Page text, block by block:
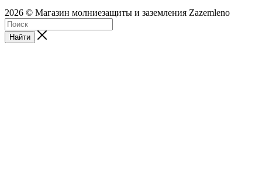
2026 © Магазин молниезащиты и заземления Zazemleno
Найти